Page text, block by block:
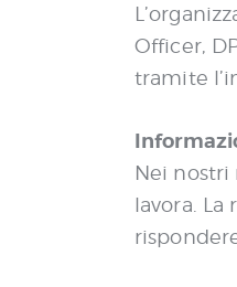
Officer,
tramite
Nei
lavora.